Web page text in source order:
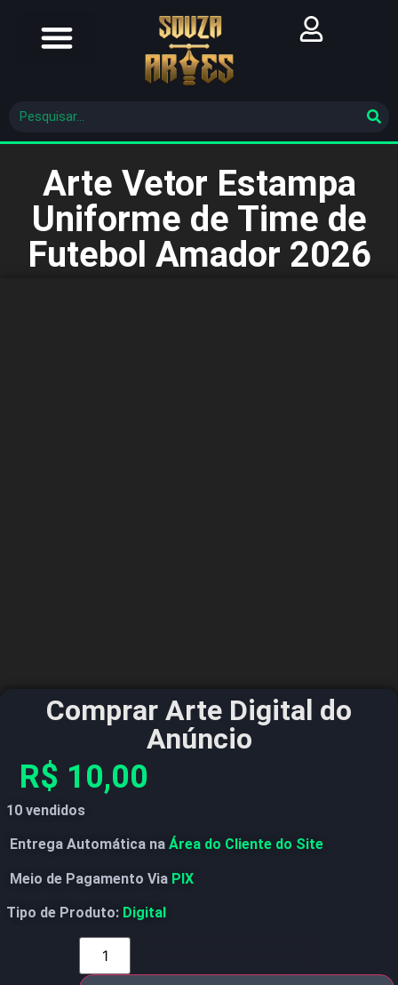
Arte Vetor Estampa
Uniforme de Time de
Futebol Amador 2026
Comprar Arte Digital do
Anúncio
R$ 10,00
10 vendidos
Entrega Automática na Área do Cliente do Site
Meio de Pagamento Via PIX
Tipo de Produto: Digital